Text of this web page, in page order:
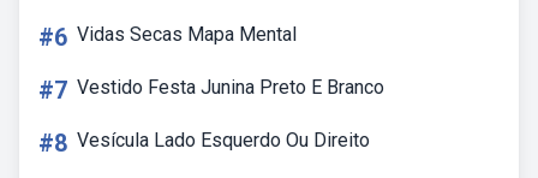
#6 Vidas Secas Mapa Mental
#7 Vestido Festa Junina Preto E Branco
#8 Vesícula Lado Esquerdo Ou Direito